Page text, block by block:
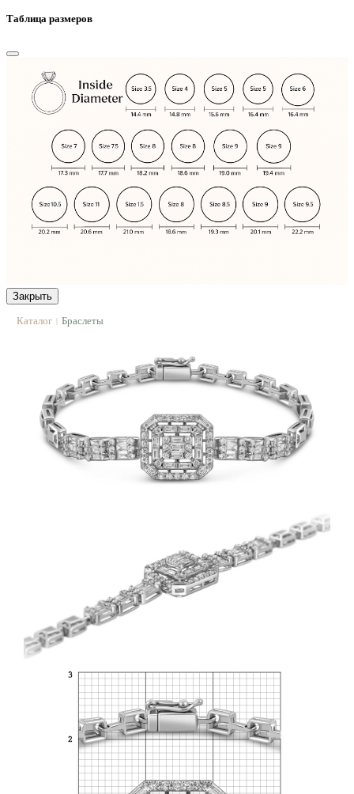
Таблица размеров
Закрыть
Каталог | Браслеты